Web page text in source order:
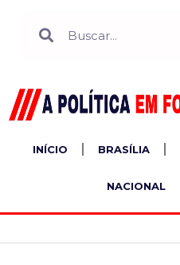
INÍCIO BRASÍLIA
NACIONAL